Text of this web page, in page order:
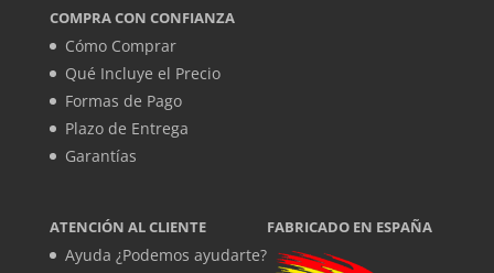
COMPRA CON CONFIANZA
Cómo Comprar
Qué Incluye el Precio
Formas de Pago
Plazo de Entrega
Garantías
ATENCIÓN AL CLIENTE
Ayuda ¿Podemos ayudarte?
FABRICADO EN ESPAÑA